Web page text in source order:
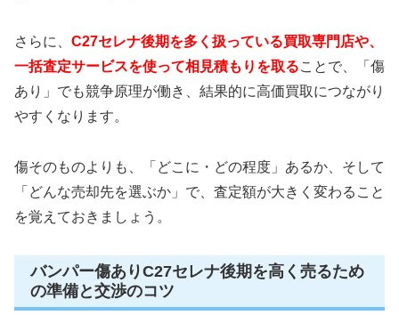
さらに、 C27セレナ後期を多く扱っている買取専門店や、
一括査定サービスを使って相見積もりを取ることで、「傷
あり」でも競争原理が働き、結果的に高価買取につながり
やすくなります。
傷そのものよりも、「どこに・どの程度」あるか、そして
「どんな売却先を選ぶか」で、査定額が大きく変わること
を覚えておきましょう。
バンパー傷ありC27セレナ後期を高く売るため
の準備と交渉のコツ